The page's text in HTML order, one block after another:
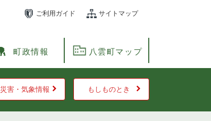
ご利用ガイド サイトマップ
町政情報 八雲町マップ
災害・気象情報 もしものとき